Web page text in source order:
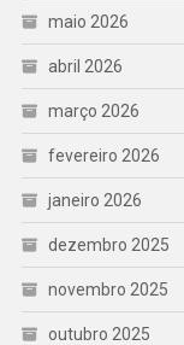
maio 2026
abril 2026
março 2026
fevereiro 2026
janeiro 2026
dezembro 2025
novembro 2025
outubro 2025